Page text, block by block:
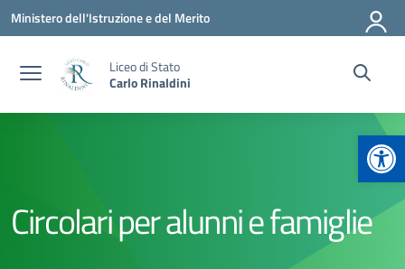
Vai ai contenuti
Vai al menu di navigazione
Vai al footer
Ministero dell'Istruzione e del Merito
Liceo di Stato
Carlo Rinaldini
Circolari per alunni e famiglie